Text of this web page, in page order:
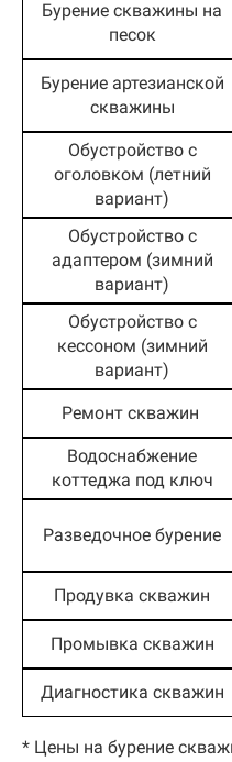
Бурение скважины на
песок
Бурение артезианской
скважины
Обустройство с
оголовком (летний
вариант)
Обустройство с
адаптером (зимний
вариант)
Обустройство с
кессоном (зимний
вариант)
Ремонт скважин
Водоснабжение
коттеджа под ключ
Разведочное бурение
Продувка скважин
Промывка скважин
Диагностика скважин
* Цены на бурение